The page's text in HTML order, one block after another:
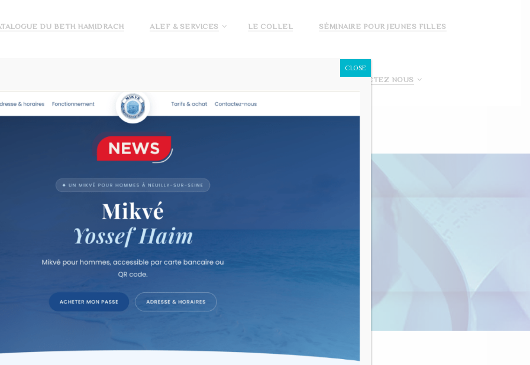
DU BETH HAMIDRACH ALEF & SERVICES LE COLLEL SÉMINAIRE POUR JEUNES FILLES
CONTACTEZ NOUS
d'étude sur texte dans la convivialité"
CLOSE